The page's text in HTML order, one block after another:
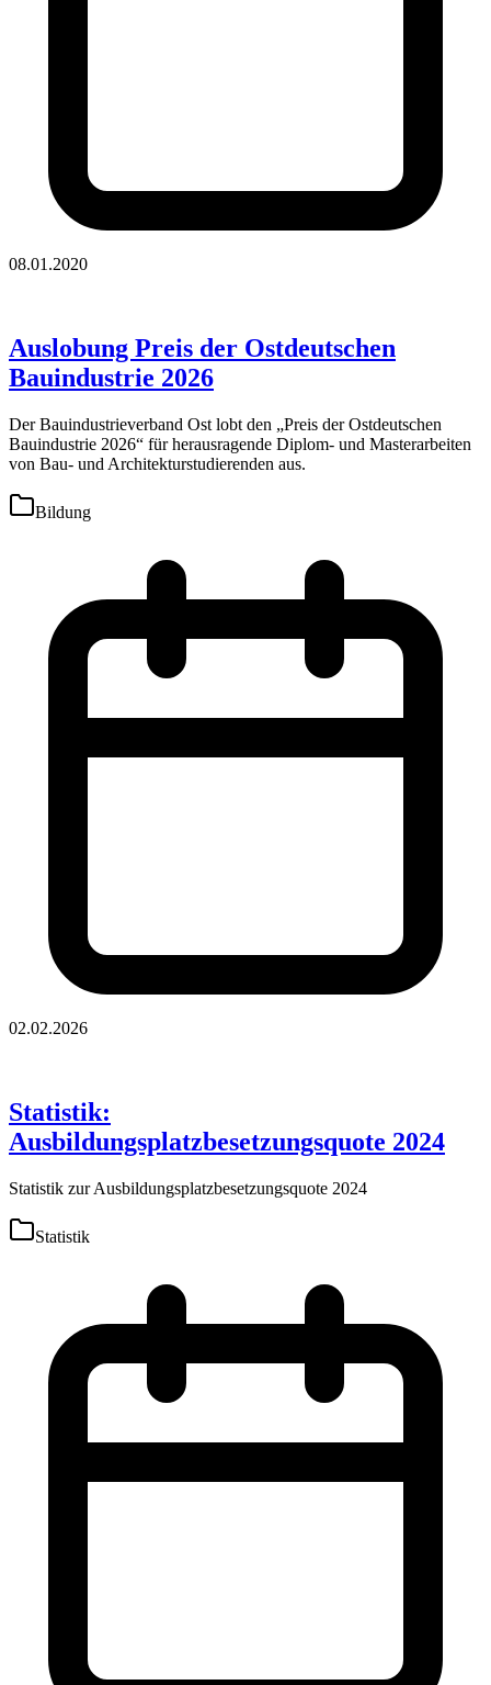
08.01.2020
Auslobung Preis der Ostdeutschen
Bauindustrie 2026
Der Bauindustrieverband Ost lobt den „Preis der Ostdeutschen
Bauindustrie 2026“ für herausragende Diplom- und Masterarbeiten
von Bau- und Architekturstudierenden aus.
Bildung
02.02.2026
Statistik:
Ausbildungsplatzbesetzungsquote 2024
Statistik zur Ausbildungsplatzbesetzungsquote 2024
Statistik